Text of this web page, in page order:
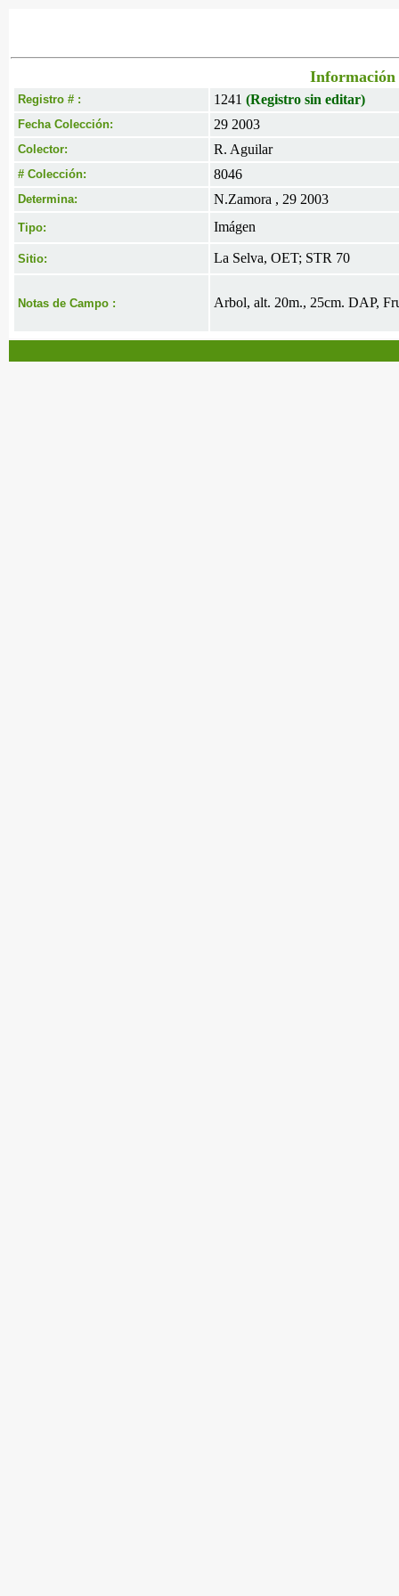
Información
Registro # : 1241 (Registro sin editar)
Fecha Colección: 29 2003
Colector: R. Aguilar
# Colección: 8046
Determina: N.Zamora , 29 2003
Tipo: Imágen
Sitio: La Selva, OET; STR 70
Notas de Campo : Arbol, alt. 20m., 25cm. DAP,